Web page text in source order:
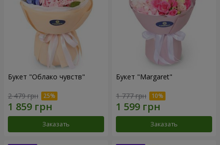
Букет "Облако чувств"
2 479 грн
Заказать
Букет "Margaret"
1 777 грн
Заказать